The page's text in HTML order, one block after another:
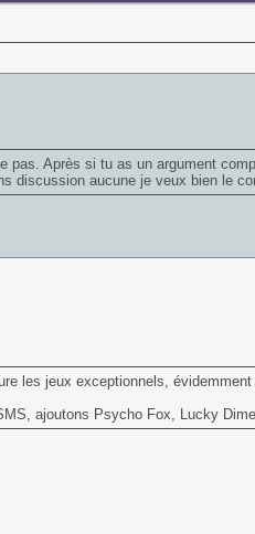
pas. Après si tu as un argument
discussion aucune je veux bien le
les jeux exceptionnels,
ajoutons Psycho Fox, Lucky